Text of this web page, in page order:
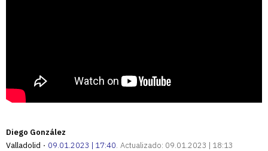
Diego González
Valladolid
09.01.2023 | 17:40 Actualizado: 09.01.2023 | 18:13